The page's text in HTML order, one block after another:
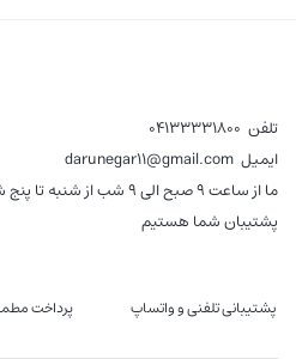
تلفن 04133331800
ایمیل darunegar11@gmail.com
ما از ساعت 9 صبح الی 9 شب
پشتیبان شما هستیم
پشتیبانی تلفنی و واتساپ پرداخت